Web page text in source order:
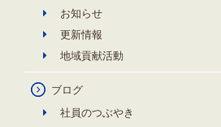
お知らせ
更新情報
地域貢献活動
ブログ
社員のつぶやき